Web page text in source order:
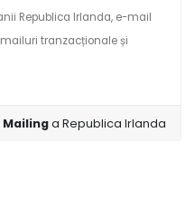
Republica Irlanda, e-mail
tranzacționale și
Mailinga Republica Irlanda